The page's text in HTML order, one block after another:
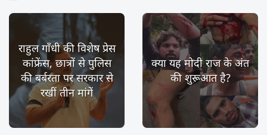
राहुल गाँधी की विशेष प्रेस
कांफ्रेंस, छात्रों से पुलिस
की बर्बरता पर सरकार से
रखीं तीन मांगें
क्या यह मोदी राज के अंत
की शुरूआत है?